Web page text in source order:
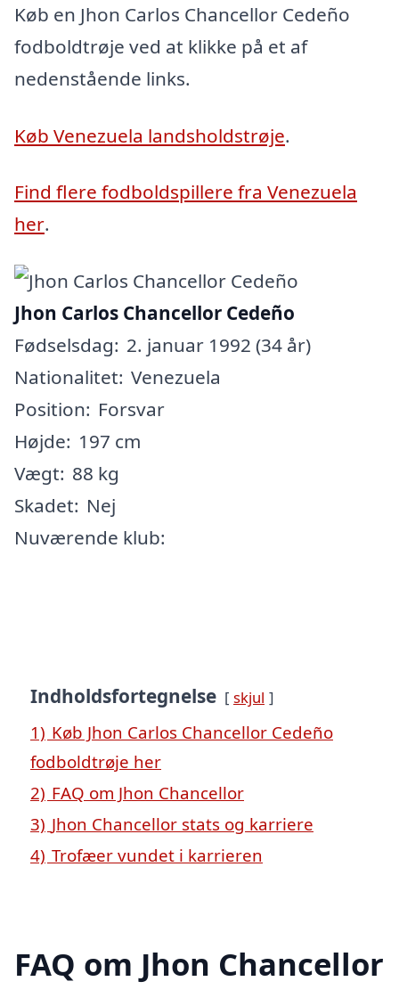
Køb en Jhon Carlos Chancellor Cedeño
fodboldtrøje ved at klikke på et af
nedenstående links.
Køb Venezuela landsholdstrøje.
Find flere fodboldspillere fra Venezuela
her.
Jhon Carlos Chancellor Cedeño
Fødselsdag: 2. januar 1992 (34 år)
Nationalitet: Venezuela
Position: Forsvar
Højde: 197 cm
Vægt: 88 kg
Skadet: Nej
Nuværende klub:
Indholdsfortegnelse skjul
1) Køb Jhon Carlos Chancellor Cedeño
fodboldtrøje her
2) FAQ om Jhon Chancellor
3) Jhon Chancellor stats og karriere
4) Trofæer vundet i karrieren
FAQ om Jhon Chancellor